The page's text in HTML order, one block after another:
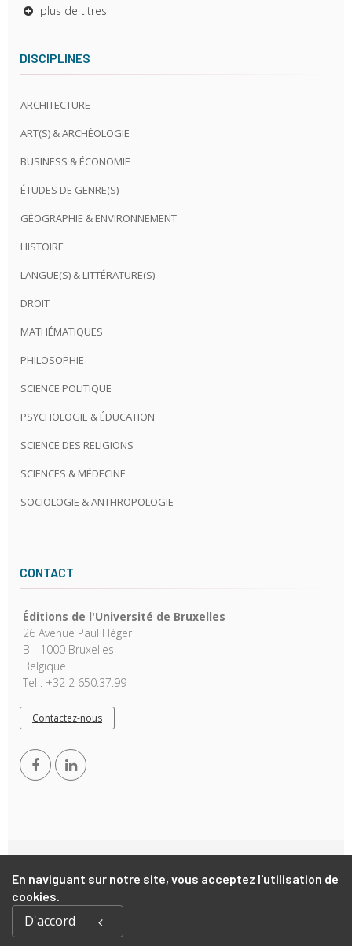
En naviguant sur notre site, vous acceptez l'utilisation de
cookies.
D'accord
plus de titres
DISCIPLINES
ARCHITECTURE
ART(S) & ARCHÉOLOGIE
BUSINESS & ÉCONOMIE
ÉTUDES DE GENRE(S)
GÉOGRAPHIE & ENVIRONNEMENT
HISTOIRE
LANGUE(S) & LITTÉRATURE(S)
DROIT
MATHÉMATIQUES
PHILOSOPHIE
SCIENCE POLITIQUE
PSYCHOLOGIE & ÉDUCATION
SCIENCE DES RELIGIONS
SCIENCES & MÉDECINE
SOCIOLOGIE & ANTHROPOLOGIE
CONTACT
Éditions de l'Université de Bruxelles
26 Avenue Paul Héger
B - 1000 Bruxelles
Belgique
Tel : +32 2 650.37.99
Contactez-nous
Reserved